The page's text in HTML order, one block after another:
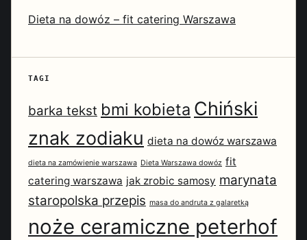
Dieta na dowóz – fit catering Warszawa
TAGI
barka tekst bmi kobieta Chiński
znak zodiaku dieta na dowóz warszawa
dieta na zamówienie warszawa Dieta Warszawa dowóz fit
catering warszawa jak zrobic samosy marynata
staropolska przepis masa do andruta z galaretką
noże ceramiczne peterhof